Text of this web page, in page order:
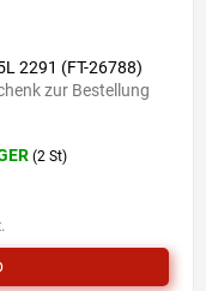
2291 (FT-26788)
zur Bestellung
(2 St)